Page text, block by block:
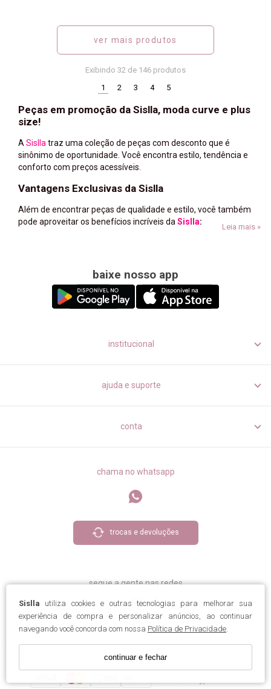
Sislla utiliza cookies e outras tecnologias para melhorar sua
experiência de compra e personalizar anúncios, ao continuar
navegando você concorda com nossa Política de Privacidade
continuar e fechar
ver mais produtos
Exibindo 32 de 146 produtos
1 (current)
2 3 4 5
Peças em promoção da Sislla, moda curve e plus
size!
A Sislla traz uma coleção de peças com desconto que é
sinônimo de oportunidade. Você encontra estilo, tendência e
conforto com preços acessíveis.
Vantagens Exclusivas da Sislla
Além de encontrar peças de qualidade e estilo, você também
pode aproveitar os benefícios incríveis da Sislla:
Parcelamentoem até 6x sem juros.
Leia mais »
baixe nosso app
institucional
ajuda e suporte
conta
chama no whatsapp
trocas e devoluções
segue a gente nas redes